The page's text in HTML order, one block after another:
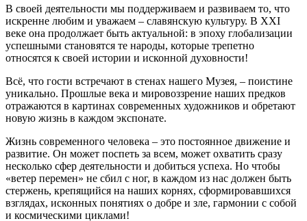
В своей деятельности мы поддерживаем и развиваем то, что
искренне любим и уважаем – славянскую культуру. В XXI
веке она продолжает быть актуальной: в эпоху глобализации
успешными становятся те народы, которые трепетно
относятся к своей истории и исконной духовности!
Всё, что гости встречают в стенах нашего Музея, – поистине
уникально. Прошлые века и мировоззрение наших предков
отражаются в картинах современных художников и обретают
новую жизнь в каждом экспонате.
Жизнь современного человека – это постоянное движение и
развитие. Он может поспеть за всем, может охватить сразу
несколько сфер деятельности и добиться успеха. Но чтобы
«ветер перемен» не сбил с ног, в каждом из нас должен быть
стержень, крепящийся на наших корнях, сформировавшихся
взглядах, исконных понятиях о добре и зле, гармонии с собой
и космическими циклами!